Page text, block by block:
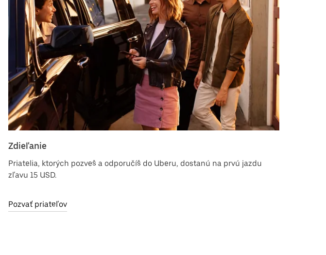
Zdieľanie
Priatelia, ktorých pozveš a odporučíš do Uberu, dostanú na prvú jazdu
zľavu 15 USD.
Pozvať priateľov